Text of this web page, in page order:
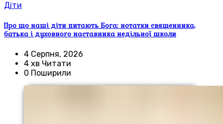
Діти
Про що наші діти питають Бога: нотатки священника,
батька і духовного наставника недільної школи
4 Серпня, 2026
4 хв Читати
0 Поширили